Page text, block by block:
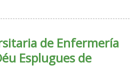
de Enfermería
Esplugues de